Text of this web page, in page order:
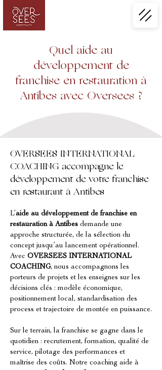
Quel aide au
développement de
franchise en restauration à
Antibes avec Oversees ?
OVERSEES INTERNATIONAL
COACHING accompagne le
développement de votre franchise
en restaurant à Antibes
L’aide au développement de franchise en
restauration à Antibes demande une
approche structurée, de la sélection du
concept jusqu’au lancement opérationnel.
Avec OVERSEES INTERNATIONAL
COACHING, nous accompagnons les
porteurs de projets et les enseignes sur les
décisions clés : modèle économique,
positionnement local, standardisation des
process et trajectoire de montée en puissance.
Sur le terrain, la franchise se gagne dans le
quotidien : recrutement, formation, qualité de
service, pilotage des performances et
maîtrise des coûts. Notre coaching aide à